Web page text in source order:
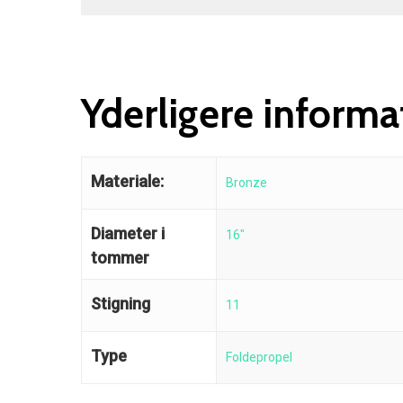
Yderligere
Materiale: Bronze
Diameter i
tommer
16"
Stigning 11
Type Foldepropel